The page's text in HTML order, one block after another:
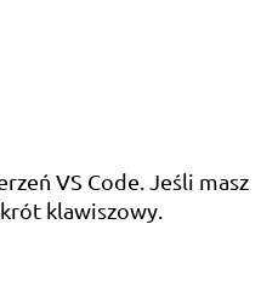
VS Code. Jeśli masz
klawiszowy.